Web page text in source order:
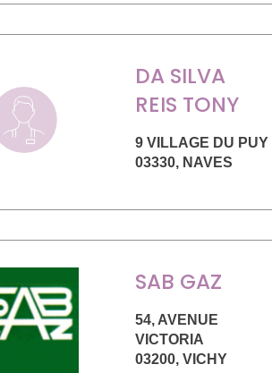
DA SILVA
REIS TONY
9 VILLAGE DU PUY
03330, NAVES
SAB GAZ
54, AVENUE
VICTORIA
03200,VICHY